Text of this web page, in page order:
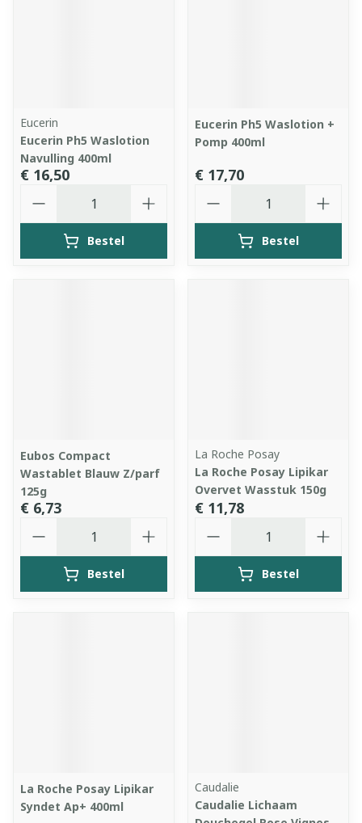
Eucerin
Eucerin Ph5 Waslotion
Navulling 400ml
€ 16,50
Bestel
Eucerin Ph5 Waslotion +
Pomp 400ml
€ 17,70
Bestel
Eubos Compact
Wastablet Blauw Z/parf
125g
€ 6,73
Bestel
La Roche Posay
La Roche Posay Lipikar
Overvet Wasstuk 150g
€ 11,78
Bestel
La Roche Posay Lipikar
Syndet Ap+ 400ml
Caudalie
Caudalie Lichaam